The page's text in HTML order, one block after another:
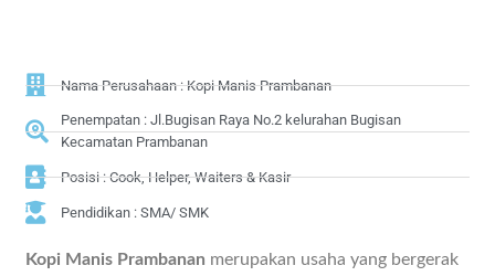
Nama Perusahaan : Kopi Manis Prambanan
Penempatan : Jl.Bugisan Raya No.2 kelurahan Bugisan
Kecamatan Prambanan
Posisi : Cook, Helper, Waiters & Kasir
Pendidikan : SMA/ SMK
Kopi Manis Prambanan merupakan usaha yang bergerak